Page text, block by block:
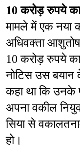
10 करोड़ रुपये का
मामले में एक नया
अधिवक्ता
10 करोड़ रुपये
नोटिस उस बयान
कहा था कि उनके
अपना वकील
सिया से
हो।